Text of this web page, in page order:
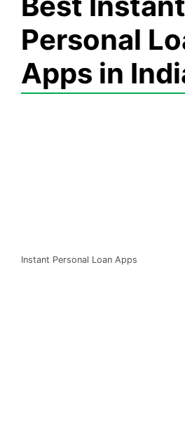
Personal
Apps in
Instant Personal Loan Apps